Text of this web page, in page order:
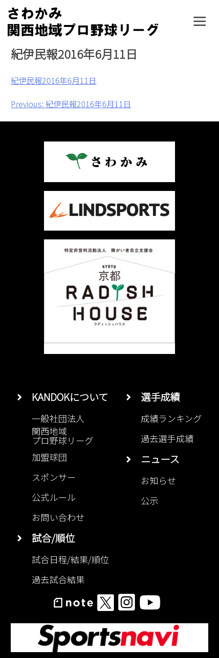
Skip
content
紀伊民報2016年6月11日
紀伊民報2016年6月11日
投
稿
Previous: 紀伊民報2016年6月11日
KANDOKについて
一般社団法人
関西地域
プロ野球リーグ
加盟球団
スポンサー
公式ルール
お問い合わせ
試合/順位
試合日程/結果/順位
過去試合結果
選手成績
成績ランキング
過去選手成績
ニュース
お知らせ
公示